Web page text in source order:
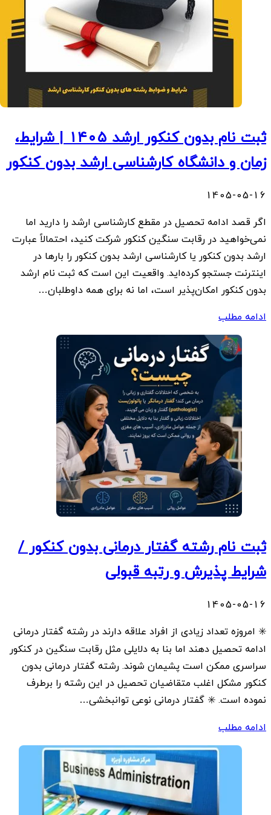
ثبت نام بدون کنکور ارشد ۱۴۰۵ | شرایط،
زمان و دانشگاه کارشناسی ارشد بدون کنکور
1405-05-16
اگر قصد ادامه تحصیل در مقطع کارشناسی ارشد را دارید اما
نمی‌خواهید در رقابت سنگین کنکور شرکت کنید، احتمالاً عبارت
ارشد بدون کنکور یا کارشناسی ارشد بدون کنکور را بارها در
اینترنت جستجو کرده‌اید. واقعیت این است که ثبت نام ارشد
بدون کنکور امکان‌پذیر است، اما نه برای همه داوطلبان…
ادامه مطلب
ثبت نام رشته گفتار درمانی بدون کنکور /
شرایط پذیرش و رتبه قبولی
1405-05-16
✳️ امروزه تعداد زیادی از افراد علاقه دارند در رشته گفتار درمانی
ادامه تحصیل دهند اما بنا به دلایلی مثل رقابت سنگین در کنکور
سراسری ممکن است پشیمان شوند. رشته گفتار درمانی بدون
کنکور مشکل اغلب متقاضیان تحصیل در این رشته را برطرف
نموده است. ✳️ گفتار درمانی نوعی توانبخشی…
ادامه مطلب